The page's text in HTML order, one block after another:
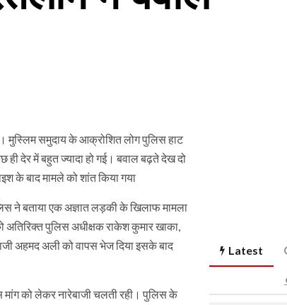
मुस्लिम समुदाय के आक्रोशित लोग पुलिस हाट
ही देर में बहुत ज्यादा हो गई। बवाल बढ़ते देख दो
के बाद मामले को शांत किया गया
ने बताया एक अज्ञात लड़की के खिलाफ मामला
पुलिस अधीक्षक राकेश कुमार खाका,
अहमद अली को वापस भेज दिया इसके बाद
को लेकर नारेबाजी चलती रही। पुलिस के
Latest